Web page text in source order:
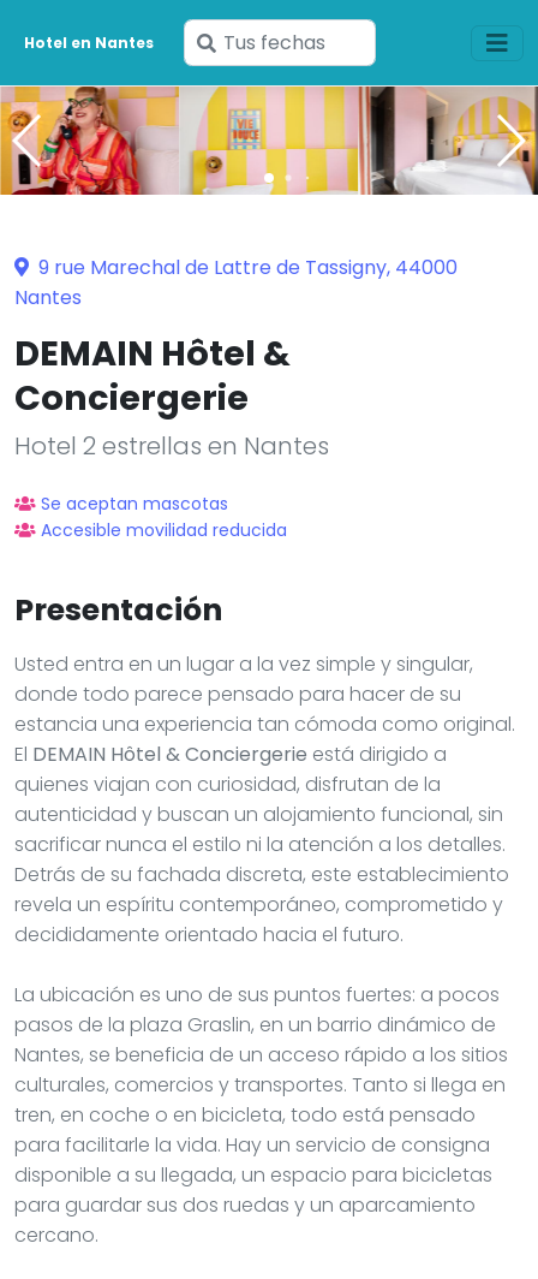
Hotel en Nantes
Ingresa
tus
fechas
9 rue Marechal de Lattre de Tassigny, 44000
Nantes
DEMAIN Hôtel &
Conciergerie
Hotel 2 estrellas en Nantes
Se aceptan mascotas
Accesible movilidad reducida
Presentación
Usted entra en un lugar a la vez simple y singular,
donde todo parece pensado para hacer de su
estancia una experiencia tan cómoda como original.
El DEMAIN Hôtel & Conciergerie está dirigido a
quienes viajan con curiosidad, disfrutan de la
autenticidad y buscan un alojamiento funcional, sin
sacrificar nunca el estilo ni la atención a los detalles.
Detrás de su fachada discreta, este establecimiento
revela un espíritu contemporáneo, comprometido y
decididamente orientado hacia el futuro.
La ubicación es uno de sus puntos fuertes: a pocos
pasos de la plaza Graslin, en un barrio dinámico de
Nantes, se beneficia de un acceso rápido a los sitios
culturales, comercios y transportes. Tanto si llega en
tren, en coche o en bicicleta, todo está pensado
para facilitarle la vida. Hay un servicio de consigna
disponible a su llegada, un espacio para bicicletas
para guardar sus dos ruedas y un aparcamiento
cercano.